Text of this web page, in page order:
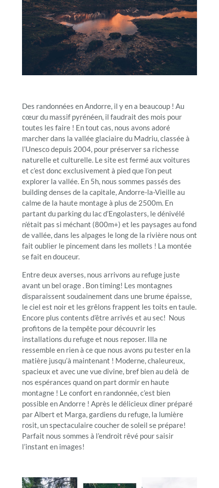
Des randonnées en Andorre, il y en a beaucoup ! Au
cœur du massif pyrénéen, il faudrait des mois pour
toutes les faire ! En tout cas, nous avons adoré
marcher dans la vallée glaciaire du Madriu, classée à
l’Unesco depuis 2004, pour préserver sa richesse
naturelle et culturelle. Le site est fermé aux voitures
et c’est donc exclusivement à pied que l’on peut
explorer la vallée. En 5h, nous sommes passés des
building denses de la capitale, Andorre-la-Vieille au
calme de la haute montage à plus de 2500m. En
partant du parking du lac d’Engolasters, le dénivélé
n’était pas si méchant (800m+) et les paysages au fond
de vallée, dans les alpages le long de la rivière nous ont
fait oublier le pincement dans les mollets ! La montée
se fait en douceur.
Entre deux averses, nous arrivons au refuge juste
avant un bel orage . Bon timing! Les montagnes
disparaissent soudainement dans une brume épaisse,
le ciel est noir et les grêlons frappent les toits en taule.
Encore plus contents d’être arrivés et au sec! Nous
profitons de la tempête pour découvrir les
installations du refuge et nous reposer. Illa ne
ressemble en rien à ce que nous avons pu tester en la
matière jusqu’à maintenant ! Moderne, chaleureux,
spacieux et avec une vue divine, bref bien au delà de
nos espérances quand on part dormir en haute
montagne ! Le confort en randonnée, c’est bien
possible en Andorre ! Après le délicieux diner préparé
par Albert et Marga, gardiens du refuge, la lumière
rosit, un spectaculaire coucher de soleil se prépare!
Parfait nous sommes à l’endroit rêvé pour saisir
l’instant en images!